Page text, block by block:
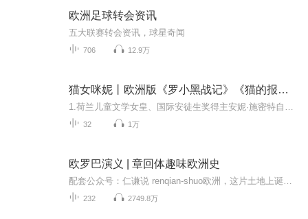
欧洲足球转会资讯
五大联赛转会资讯，球星奇闻
706 12.9万
猫女咪妮丨欧洲版《罗小黑战记》《猫的报恩》
32 1万
欧罗巴演义 | 章回体趣味欧洲史
232 2749.8万